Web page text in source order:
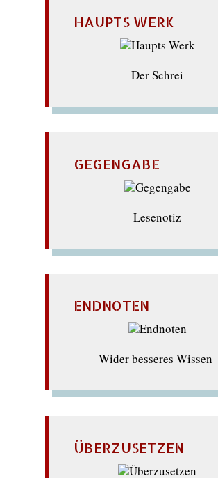
HAUPTS WERK
Der Schrei
GEGENGABE
Lesenotiz
ENDNOTEN
Wider besseres Wissen
ÜBERZUSETZEN